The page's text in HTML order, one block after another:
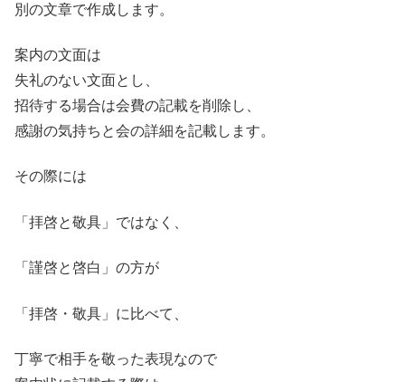
別の文章で作成します。
案内の文面は
失礼のない文面とし、
招待する場合は会費の記載を削除し、
感謝の気持ちと会の詳細を記載します。
その際には
「拝啓と敬具」ではなく、
「謹啓と啓白」 の方が
「拝啓・敬具」に比べて、
丁寧で相手を敬った表現なので